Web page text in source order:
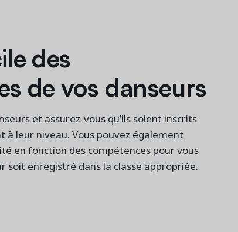
des
de vos danseurs
et assurez-vous qu’ils soient inscrits
à leur niveau. Vous pouvez également
en fonction des compétences pour vous
soit enregistré dans la classe appropriée.